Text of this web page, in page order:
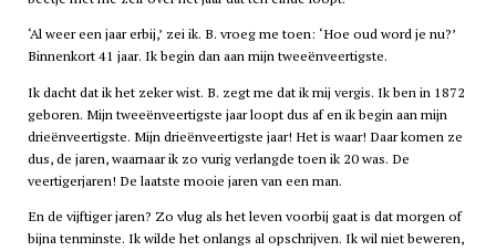
‘Al weer een jaar erbij,’ zei ik. B. vroeg me toen: ‘Hoe oud word je nu?’
Binnenkort 41 jaar. Ik begin dan aan mijn tweeënveertigste.
Ik dacht dat ik het zeker wist. B. zegt me dat ik mij vergis. Ik ben in 1872
geboren. Mijn tweeënveertigste jaar loopt dus af en ik begin aan mijn
drieënveertigste. Mijn drieënveertigste jaar! Het is waar! Daar komen ze
dus, de jaren, waarnaar ik zo vurig verlangde toen ik 20 was. De
veertigerjaren! De laatste mooie jaren van een man.
En de vijftiger jaren? Zo vlug als het leven voorbij gaat is dat morgen of
bijna tenminste. Ik wilde het onlangs al opschrijven. Ik wil niet beweren,